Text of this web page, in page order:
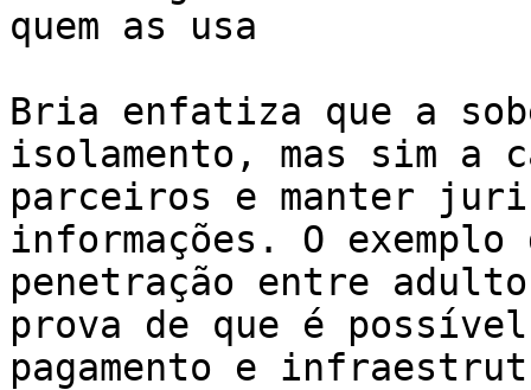
quem as usa
Bria enfatiza que a
isolamento, mas sim a
parceiros e manter
informações. O exemplo
penetração entre
prova de que é
pagamento e